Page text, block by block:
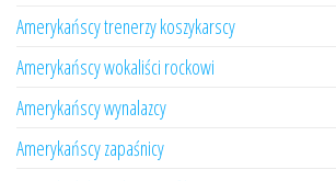
Amerykańscy trenerzy koszykarscy
Amerykańscy wokaliści rockowi
Amerykańscy wynalazcy
Amerykańscy zapaśnicy